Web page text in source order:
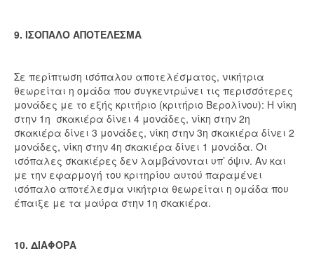
9. ΙΣΟΠΑΛΟ ΑΠΟΤΕΛΕΣΜΑ
Σε περίπτωση ισόπαλου αποτελέσματος, νικήτρια
θεωρείται η ομάδα που συγκεντρώνει τις περισσότερες
μονάδες με το εξής κριτήριο (κριτήριο Βερολίνου): Η νίκη
στην 1η σκακιέρα δίνει 4 μονάδες, νίκη στην 2η
σκακιέρα δίνει 3 μονάδες, νίκη στην 3η σκακιέρα δίνει 2
μονάδες, νίκη στην 4η σκακιέρα δίνει 1 μονάδα. Οι
ισόπαλες σκακιέρες δεν λαμβάνονται υπ’ όψιν. Αν και
με την εφαρμογή του κριτηρίου αυτού παραμένει
ισόπαλο αποτέλεσμα νικήτρια θεωρείται η ομάδα που
έπαιξε με τα μαύρα στην 1η σκακιέρα.
10. ΔΙΑΦΟΡΑ